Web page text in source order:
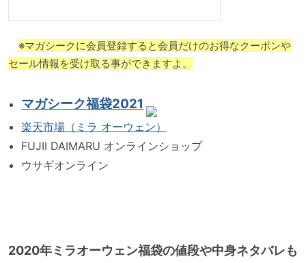
※マガシークに会員登録すると会員だけのお得なクーポンや
セール情報を受け取る事ができますよ。
マガシーク福袋2021
楽天市場（ミラ オーウェン）
FUJII DAIMARU オンラインショップ
ウサギオンライン
2020年ミラオーウェン福袋の値段や中身ネタバレも